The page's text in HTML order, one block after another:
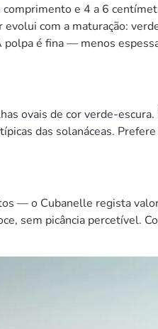
e 4 a 6
com a maturação:
é fina — menos
ovais de cor verde-
das solanáceas.
— o Cubanelle regista
sem picância percetível.